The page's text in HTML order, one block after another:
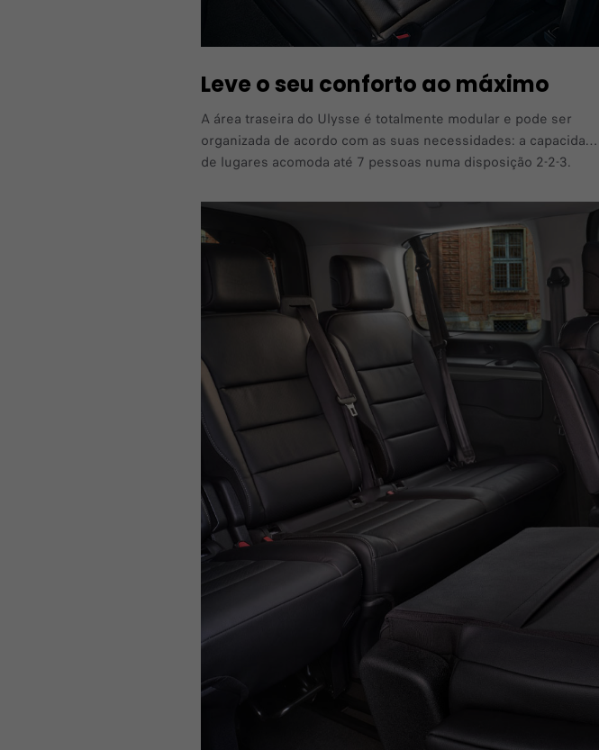
Leve o seu conforto ao máximo
A área traseira do Ulysse é totalmente modular e pode ser
organizada de acordo com as suas necessidades: a capacidade
de lugares acomoda até 7 pessoas numa disposição 2-2-3.